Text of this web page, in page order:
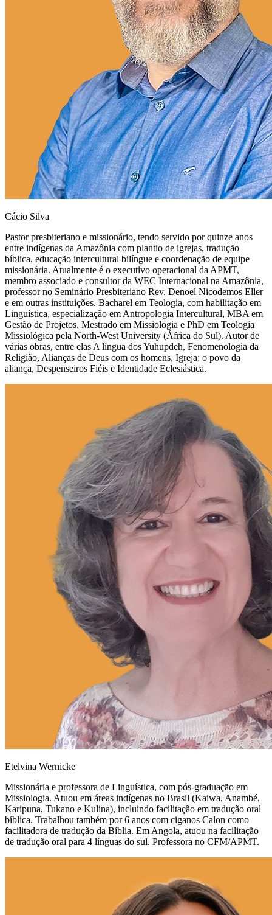
Cácio Silva
Pastor presbiteriano e missionário, tendo servido por quinze anos
entre indígenas da Amazônia com plantio de igrejas, tradução
bíblica, educação intercultural bilíngue e coordenação de equipe
missionária. Atualmente é o executivo operacional da APMT,
membro associado e consultor da WEC Internacional na Amazônia,
professor no Seminário Presbiteriano Rev. Denoel Nicodemos Eller
e em outras instituições. Bacharel em Teologia, com habilitação em
Linguística, especialização em Antropologia Intercultural, MBA em
Gestão de Projetos, Mestrado em Missiologia e PhD em Teologia
Missiológica pela North-West University (África do Sul). Autor de
várias obras, entre elas A língua dos Yuhupdeh, Fenomenologia da
Religião, Alianças de Deus com os homens, Igreja: o povo da
aliança, Despenseiros Fiéis e Identidade Eclesiástica.
Etelvina Wernicke
Missionária e professora de Linguística, com pós-graduação em
Missiologia. Atuou em áreas indígenas no Brasil (Kaiwa, Anambé,
Karipuna, Tukano e Kulina), incluindo facilitação em tradução oral
bíblica. Trabalhou também por 6 anos com ciganos Calon como
facilitadora de tradução da Bíblia. Em Angola, atuou na facilitação
de tradução oral para 4 línguas do sul. Professora no CFM/APMT.